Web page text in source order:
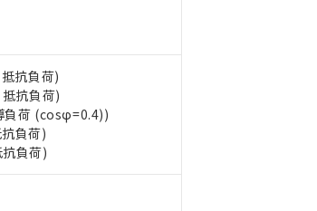
抗負荷)
抗負荷)
負荷 (cosφ=0.4))
負荷)
負荷)
の非含有に対応した製品が提供可能な商品です。
非含有に対応した製品に切り替える予定のある商品
）の非含有に非対応の商品で、対応品を出す予定は
）の非含有の対応状況を調査中または確認中の商品
していたものが、含有品と判明した場合などやむを